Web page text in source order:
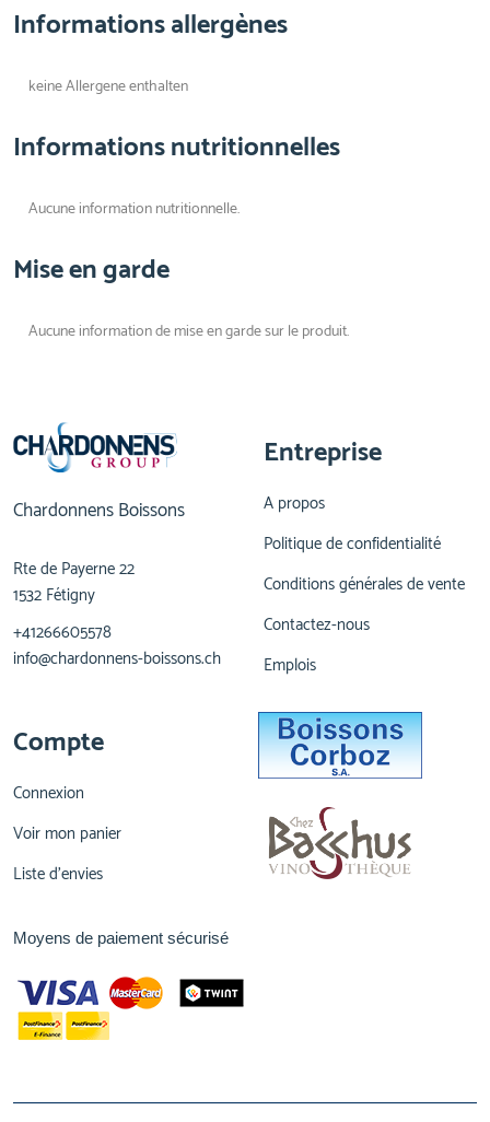
Informations allergènes
keine Allergene enthalten
Informations nutritionnelles
Aucune information nutritionnelle.
Mise en garde
Aucune information de mise en garde sur le produit.
Chardonnens Boissons
Rte de Payerne 22
1532 Fétigny
+41266605578
info@chardonnens-boissons.ch
Entreprise
A propos
Politique de confidentialité
Conditions générales de vente
Contactez-nous
Emplois
Compte
Connexion
Voir mon panier
Liste d'envies
Moyens de paiement sécurisé